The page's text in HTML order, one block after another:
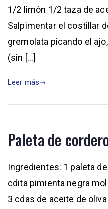
1/2 limón 1/2 taza de
Salpimentar el costillar
gremolata picando el
(sin […]
Leer más
Paleta de cordero
Ingredientes: 1 paleta
cdita pimienta negra
3 cdas de aceite de